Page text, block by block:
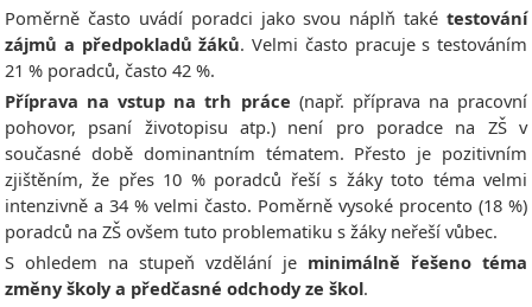
Poměrně často uvádí poradci jako svou náplň také testování
zájmů a předpokladů žáků. Velmi často pracuje s testováním
21 % poradců, často 42 %.
Příprava na vstup na trh práce (např. příprava na pracovní
pohovor, psaní životopisu atp.) není pro poradce na ZŠ v
současné době dominantním tématem. Přesto je pozitivním
zjištěním, že přes 10 % poradců řeší s žáky toto téma velmi
intenzivně a 34 % velmi často. Poměrně vysoké procento (18 %)
poradců na ZŠ ovšem tuto problematiku s žáky neřeší vůbec.
S ohledem na stupeň vzdělání je minimálně řešeno téma
změny školy a předčasné odchody ze škol.